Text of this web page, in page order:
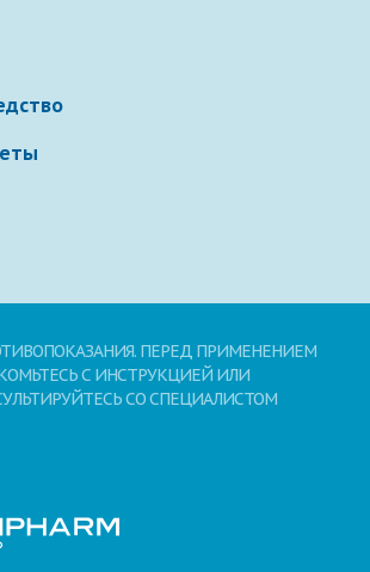
ПЕРЕД ПРИМЕНЕНИЕМ
С ИНСТРУКЦИЕЙ ИЛИ
СО СПЕЦИАЛИСТОМ